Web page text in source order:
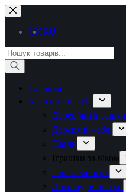
UKRU
Головна
Каталог товарів
Дерев’яні іграшки
Деревяні меблі
Пазли
Іграшки за віком
Настільні ігри
Логопедичні ігри